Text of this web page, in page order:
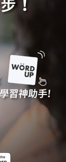
）
及備考技巧
考連接詞，可
TOPIK 時多